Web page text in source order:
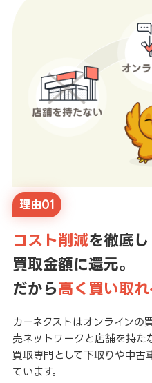
理由01
コスト削減を徹底し
買取金額に還元。
だから高く買い取れ
カーネクストはオンラインの
売ネットワークと店舗を持た
買取専門として下取りや中古
ています。